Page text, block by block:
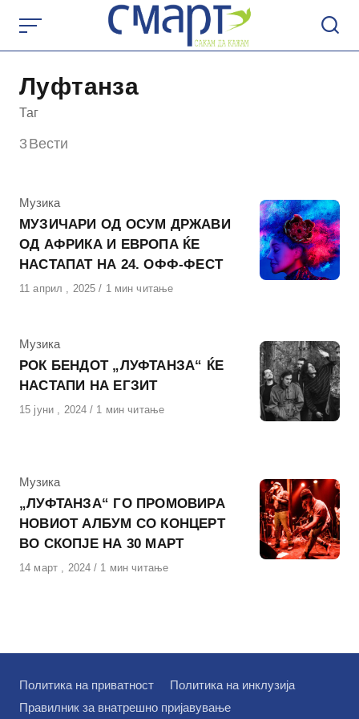
content
Луфтанза
Таг
3Вести
КАтегорија
Музика
МУЗИЧАРИ ОД ОСУМ ДРЖАВИ
ОД АФРИКА И ЕВРОПА ЌЕ
НАСТАПАТ НА 24. ОФФ-ФЕСТ
Објавено
11 април , 2025 1 мин читање
КАтегорија
Музика
РОК БЕНДОТ „ЛУФТАНЗА“ ЌЕ
НАСТАПИ НА ЕГЗИТ
Објавено
15 јуни , 2024 1 мин читање
КАтегорија
Музика
„ЛУФТАНЗА“ ГО ПРОМОВИРА
НОВИОТ АЛБУМ СО КОНЦЕРТ
ВО СКОПЈЕ НА 30 МАРТ
Објавено
14 март , 2024 1 мин читање
Политика на приватност
Политика на инклузија
Правилник за внатрешно пријавување